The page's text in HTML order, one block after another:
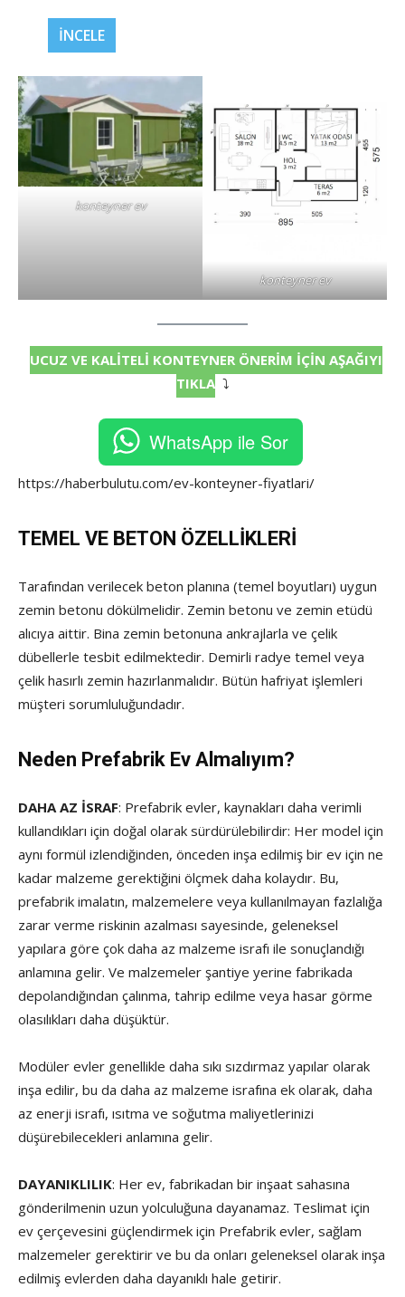
İNCELE
konteyner ev
konteyner ev
UCUZ VE KALİTELİ KONTEYNER ÖNERİM İÇİN AŞAĞIYI
TIKLA ⤵️
WhatsApp ile Sor
https://haberbulutu.com/ev-konteyner-fiyatlari/
TEMEL VE BETON ÖZELLİKLERİ
Tarafından verilecek beton planına (temel boyutları) uygun
zemin betonu dökülmelidir. Zemin betonu ve zemin etüdü
alıcıya aittir. Bina zemin betonuna ankrajlarla ve çelik
dübellerle tesbit edilmektedir. Demirli radye temel veya
çelik hasırlı zemin hazırlanmalıdır. Bütün hafriyat işlemleri
müşteri sorumluluğundadır.
Neden Prefabrik Ev Almalıyım?
DAHA AZ İSRAF: Prefabrik evler, kaynakları daha verimli
kullandıkları için doğal olarak sürdürülebilirdir: Her model için
aynı formül izlendiğinden, önceden inşa edilmiş bir ev için ne
kadar malzeme gerektiğini ölçmek daha kolaydır. Bu,
prefabrik imalatın, malzemelere veya kullanılmayan fazlalığa
zarar verme riskinin azalması sayesinde, geleneksel
yapılara göre çok daha az malzeme israfı ile sonuçlandığı
anlamına gelir. Ve malzemeler şantiye yerine fabrikada
depolandığından çalınma, tahrip edilme veya hasar görme
olasılıkları daha düşüktür.
Modüler evler genellikle daha sıkı sızdırmaz yapılar olarak
inşa edilir, bu da daha az malzeme israfına ek olarak, daha
az enerji israfı, ısıtma ve soğutma maliyetlerinizi
düşürebilecekleri anlamına gelir.
DAYANIKLILIK: Her ev, fabrikadan bir inşaat sahasına
gönderilmenin uzun yolculuğuna dayanamaz. Teslimat için
ev çerçevesini güçlendirmek için Prefabrik evler, sağlam
malzemeler gerektirir ve bu da onları geleneksel olarak inşa
edilmiş evlerden daha dayanıklı hale getirir.